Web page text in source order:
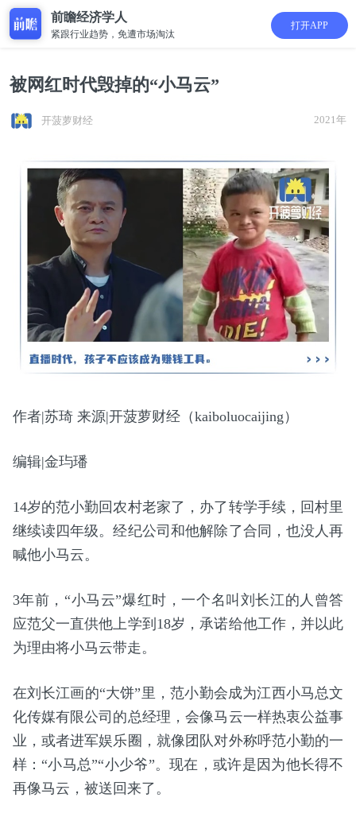
前瞻经济学人
紧跟行业趋势，免遭市场淘汰
打开APP
被网红时代毁掉的“小马云”
开菠萝财经 2021年
作者|苏琦 来源|开菠萝财经（kaiboluocaijing）
编辑|金玙璠
14岁的范小勤回农村老家了，办了转学手续，回村里
继续读四年级。经纪公司和他解除了合同，也没人再
喊他小马云。
3年前，“小马云”爆红时，一个名叫刘长江的人曾答
应范父一直供他上学到18岁，承诺给他工作，并以此
为理由将小马云带走。
在刘长江画的“大饼”里，范小勤会成为江西小马总文
化传媒有限公司的总经理，会像马云一样热衷公益事
业，或者进军娱乐圈，就像团队对外称呼范小勤的一
样：“小马总”“小少爷”。现在，或许是因为他长得不
再像马云，被送回来了。